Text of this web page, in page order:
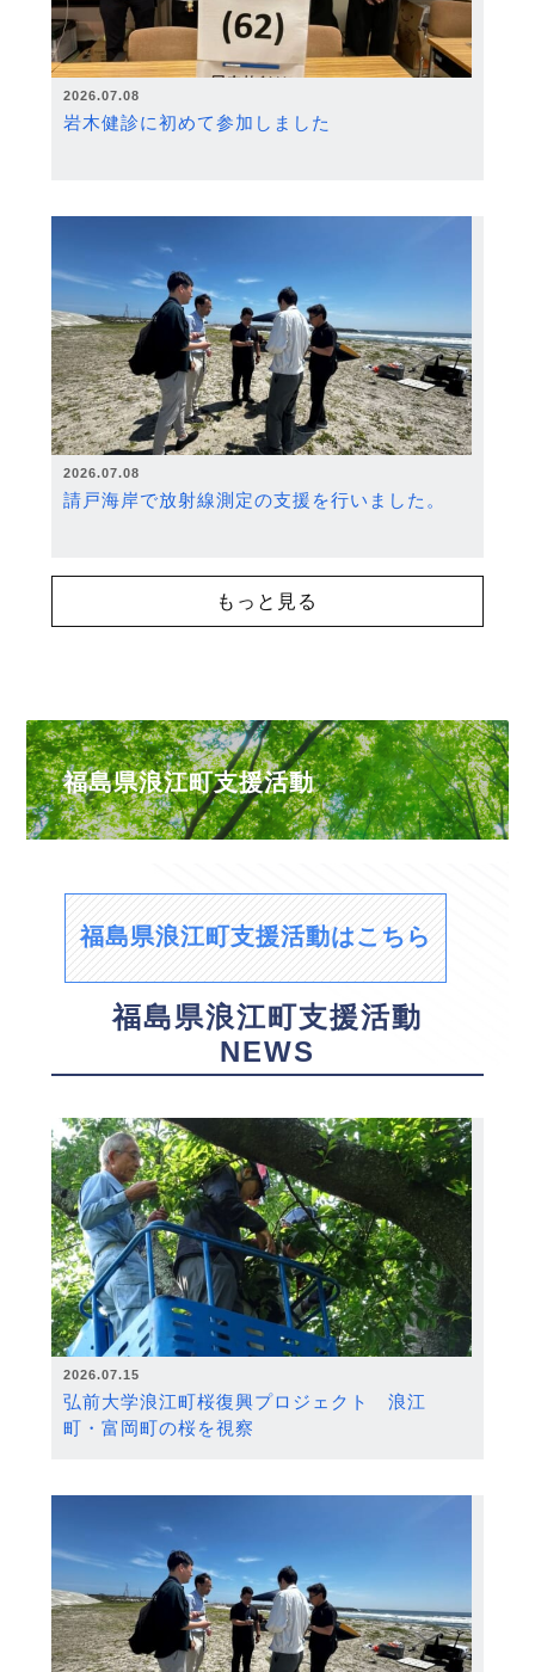
2026.07.08
岩木健診に初めて参加しました
2026.07.08
請戸海岸で放射線測定の支援を行いました。
もっと見る
福島県浪江町支援活動
福島県浪江町支援活動はこちら
福島県浪江町支援活動
NEWS
2026.07.15
弘前大学浪江町桜復興プロジェクト 浪江
町・富岡町の桜を視察